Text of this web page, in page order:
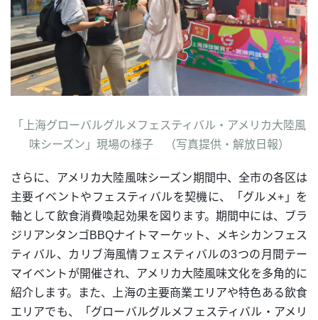
「上海グローバルグルメフェスティバル・アメリカ大陸風
味シーズン」現場の様子 （写真提供・解放日報）
さらに、アメリカ大陸風味シーズン期間中、全市の各区は
主要イベントやフェスティバルを契機に、「グルメ+」を
軸として飲食消費喚起効果を図ります。期間中には、ブラ
ジリアンタンゴBBQナイトマーケット、メキシカンフェス
ティバル、カリブ海風情フェスティバルの3つの月間テー
マイベントが開催され、アメリカ大陸風味文化を多角的に
紹介します。また、上海の主要商業エリアや特色ある飲食
エリアでも、「グローバルグルメフェスティバル・アメリ